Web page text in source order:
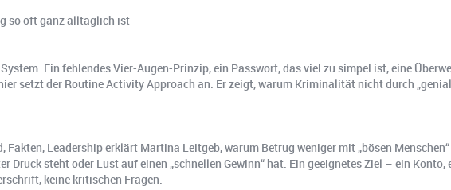
so oft ganz alltäglich ist
Ein fehlendes Vier-Augen-Prinzip, ein Passwort, das viel zu simpel ist, eine
setzt der Routine Activity Approach an: Er zeigt, warum Kriminalität nicht durch
Fakten, Leadership erklärt Martina Leitgeb, warum Betrug weniger mit „bösen
Druck steht oder Lust auf einen „schnellen Gewinn“ hat. Ein geeignetes Ziel – ein
keine kritischen Fragen.